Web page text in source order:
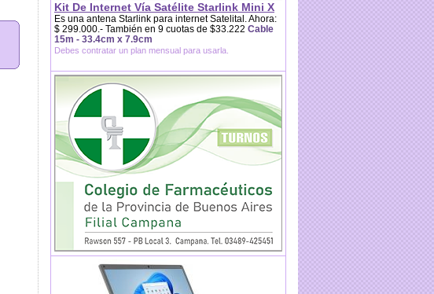
Kit De Internet Vía Satélite Starlink Mini X
Es una antena Starlink para internet Satelital. Ahora:
$ 299.000.- También en 9 cuotas de $33.222 Cable
15m - 33.4cm x 7.9cm
Debes contratar un plan mensual para usarla.